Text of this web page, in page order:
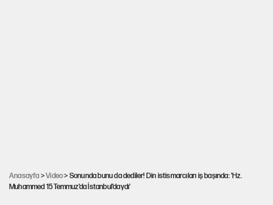
Anasayfa >Video> Sonunda bunu da dediler! Din istismarcıları iş başında: 'Hz.
Muhammed 15 Temmuz’da İstanbul’daydı'